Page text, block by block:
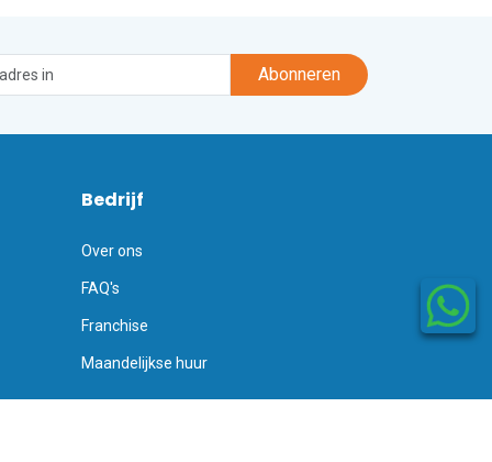
Abonneren
Bedrijf
Over ons
FAQ's
Franchise
Maandelijkse huur